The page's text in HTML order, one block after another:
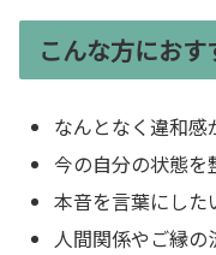
こんな方におす
なんとなく違和感
今の自分の状態を
本音を言葉にした
人間関係やご縁